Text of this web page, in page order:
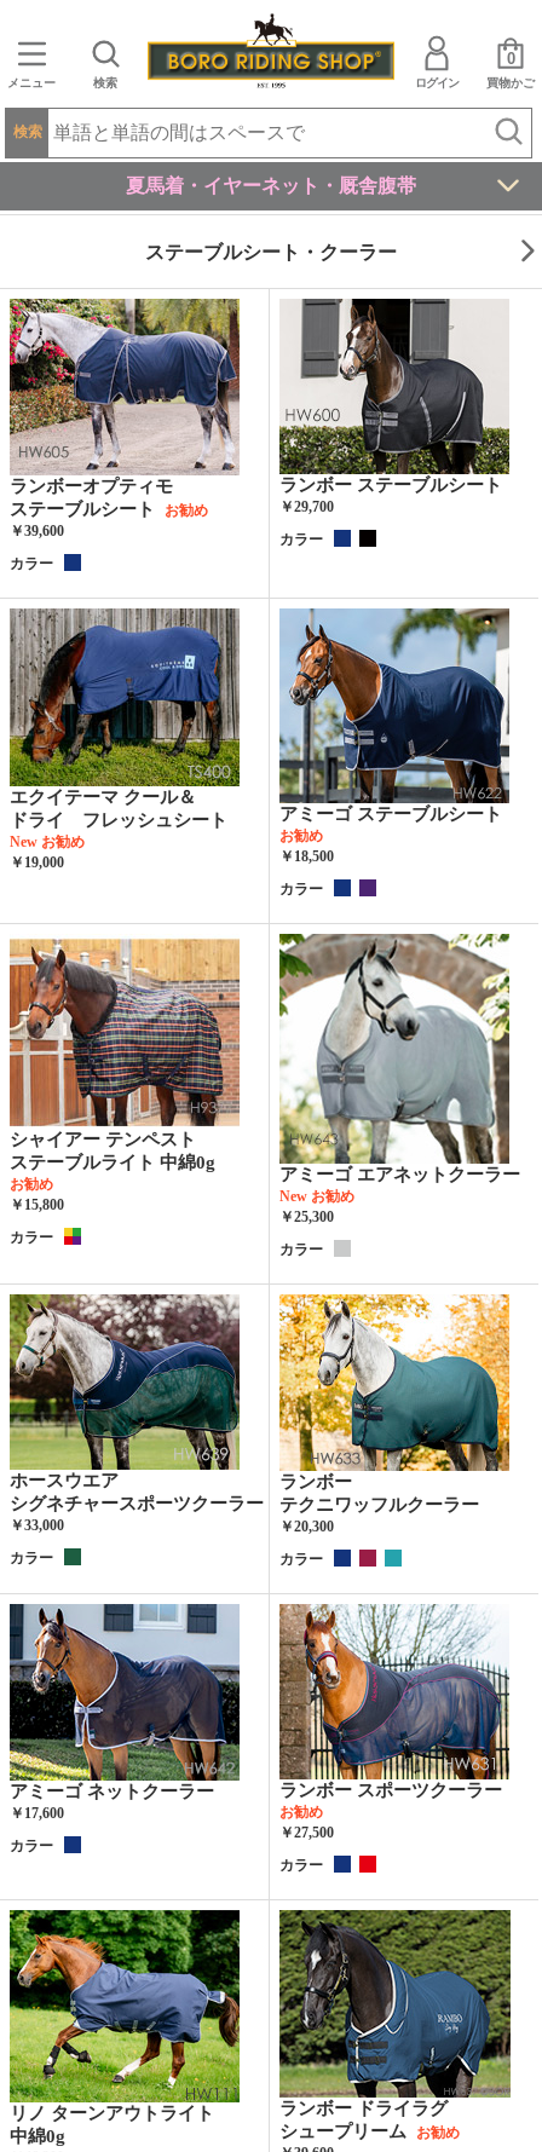
メニュー 検索 ログイン 買物かご
0
検索
夏馬着・イヤーネット・厩舎腹帯
ステーブルシート・クーラー
ランボーオプティモ
ステーブルシート
お勧め
￥39,600
カラー
ランボー ステーブルシート
￥29,700
カラー
エクイテーマ クール＆
ドライ フレッシュシート
New お勧め
￥19,000
アミーゴ ステーブルシート
お勧め
￥18,500
カラー
シャイアー テンペスト
ステーブルライト 中綿0g
お勧め
￥15,800
カラー
アミーゴ エアネットクーラー
New お勧め
￥25,300
カラー
ホースウエア
シグネチャースポーツクーラー
￥33,000
カラー
ランボー
テクニワッフルクーラー
￥20,300
カラー
アミーゴ ネットクーラー
￥17,600
カラー
ランボー スポーツクーラー
お勧め
￥27,500
カラー
リノ ターンアウトライト
中綿0g
ランボー ドライラグ
シュープリーム
お勧め